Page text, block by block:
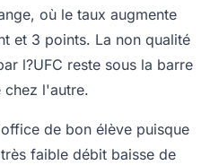
où le taux augmente
et 3 points. La non qualité
l?UFC reste sous la barre
chez l'autre.
de bon élève puisque
faible débit baisse de